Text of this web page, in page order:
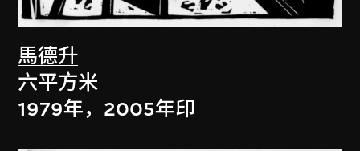
馬德升
六平方米
1979年，2005年印